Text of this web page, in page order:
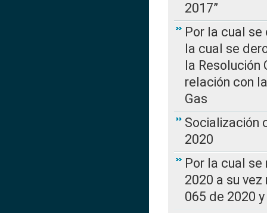
2017”
Por la cual
la cual se
la Resolución
relación con
Gas
Socialización
2020
Por la cual se
2020 a su
065 de 2020